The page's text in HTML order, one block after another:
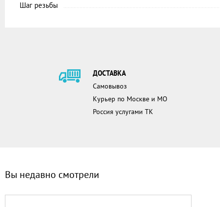
Шаг резьбы
ДОСТАВКА
Самовывоз
Курьер по Москве и МО
Россия услугами ТК
Вы недавно смотрели